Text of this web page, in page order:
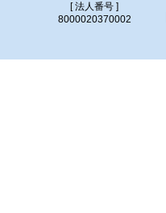
[ 法人番号 ]
8000020370002